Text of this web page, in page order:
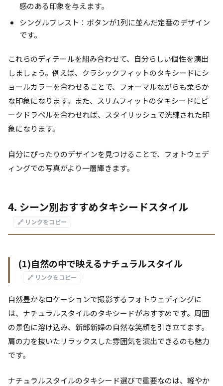
感のある印象を与えます。
シングルブレスト：ボタンが1列に並んだ定番のデザイン
です。
これらのディテールを組み合わせて、自分らしい個性を演出
しましょう。例えば、クラシックフィットのタキシードにシ
ョールカラーを合わせることで、フォーマルながらも柔らか
な印象になります。また、スリムフィットのタキシードにピ
ークドラペルを合わせれば、スタイリッシュで洗練された印
象になります。
自分にぴったりのデザインを見つけることで、フォトウェデ
ィングでの写真がより一層輝きます。
4. シーン別おすすめタキシードスタイル
🔗 リンクをコピー
(1)自然の中で映えるナチュラルスタイル
🔗 リンクをコピー
自然豊かなロケーションで撮影するフォトウェディングに
は、ナチュラルスタイルのタキシードがおすすめです。周囲
の景色に溶け込み、新郎新婦の自然な笑顔を引き立てます。
肩の力を抜いたリラックスした雰囲気を演出できるのも魅力
です。
ナチュラルスタイルのタキシード選びで重要なのは、軽やか